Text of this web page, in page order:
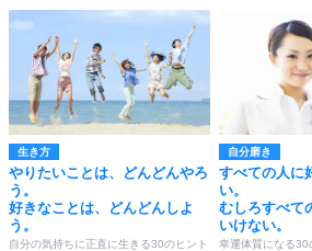
生き方
やりたいことは、どんどんやろ
う。
好きなことは、どんどんしよ
う。
自分の気持ちに正直に生きる30のヒント
自分磨き
すべての人に
い。
むしろすべて
いけない。
幸運体質になる30